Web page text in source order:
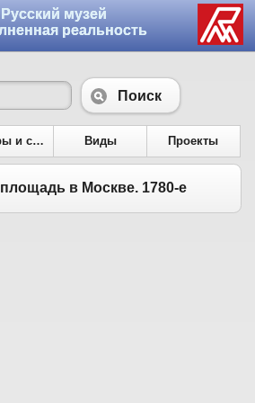
Русский музей
реальность
Поиск
Жанры и сюжеты Виды Проекты
в Москве. 1780-е